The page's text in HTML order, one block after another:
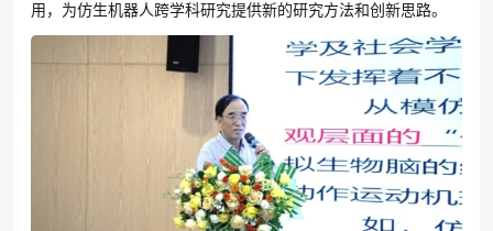
用，为仿生机器人跨学科研究提供新的研究方法和创新思路。